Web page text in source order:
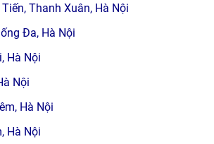
Thanh Xuân, Hà Nội
Đa, Hà Nội
Hà Nội
Nội
Hà Nội
Hà Nội